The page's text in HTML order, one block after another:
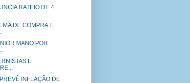
RATEIO DE 4
DE COMPRA E
MANO POR
E
INFLAÇÃO DE